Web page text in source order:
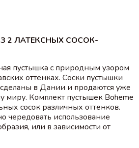
2 ЛАТЕКСНЫХ СОСОК-
пустышка с природным узором
оттенках. Соски пустышки
в Дании и продаются уже
миру. Комплект пустышек Boheme
сосок различных оттенков.
чередовать использование
или в зависимости от